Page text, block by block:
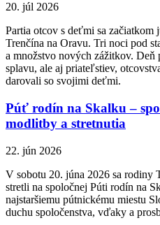
20. júl 2026
Partia otcov s deťmi sa začiatkom
Trenčína na Oravu. Tri noci pod
a množstvo nových zážitkov.
splavu, ale aj priateľstiev,
darovali so svojimi deťmi.
Púť rodín na Skalku –
modlitby a stretnutia
22. jún 2026
V sobotu 20. júna 2026 sa rodiny
stretli na spoločnej Púti rodín na
najstaršiemu pútnickému miestu
duchu spoločenstva, vďaky a